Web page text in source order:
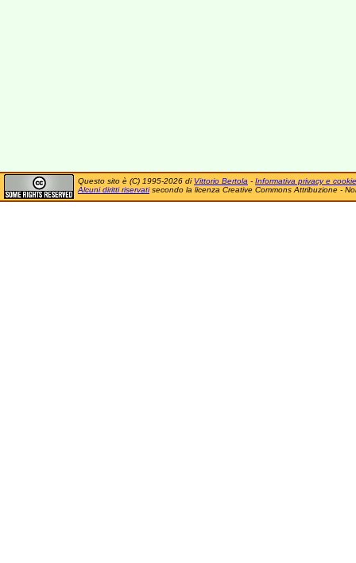
Questo sito è (C) 1995-2026 di Vittorio Bertola - Informativa privacy e cookie
Alcuni diritti riservatisecondo la licenza Creative Commons Attribuzione -